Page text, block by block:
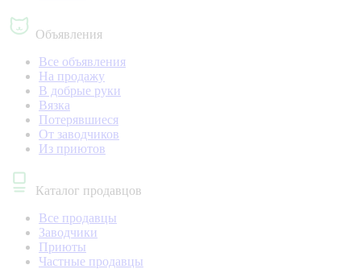
Объявления
Все объявления
На продажу
В добрые руки
Вязка
Потерявшиеся
От заводчиков
Из приютов
Каталог продавцов
Все продавцы
Заводчики
Приюты
Частные продавцы